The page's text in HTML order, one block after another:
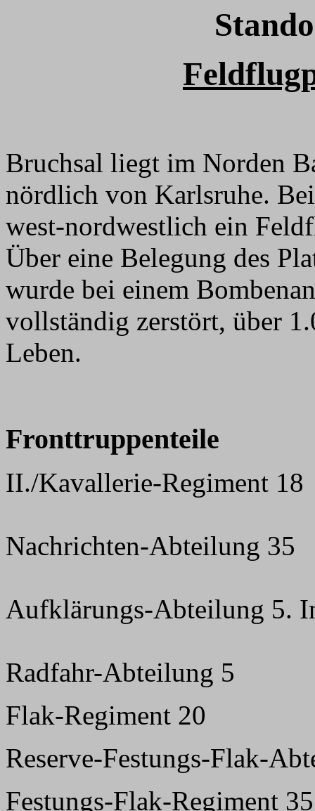
Bruchsal liegt im Norden
nördlich von Karlsruhe.
west-nordwestlich ein
Über eine Belegung des
wurde bei einem
vollständig zerstört, über
Leben.
Fronttruppenteile
II./Kavallerie-Regiment 18
Nachrichten-Abteilung 35
Aufklärungs-Abteilung 5.
Radfahr-Abteilung 5
Flak-Regiment 20
Reserve-Festungs-Flak-
Festungs-Flak-Regiment